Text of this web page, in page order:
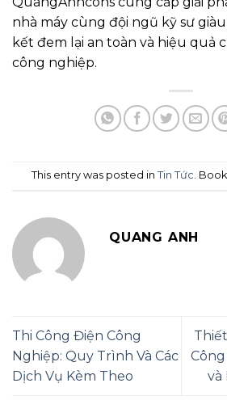
nhà máy cùng đội ngũ kỹ sư
kết đem lại an toàn và hiệu quả
công nghiệp.
This entry was posted in Tin Tức.
QUANG ANH
Thi Công Điện Công
Nghiệp: Quy Trình Và Các
Dịch Vụ Kèm Theo
và